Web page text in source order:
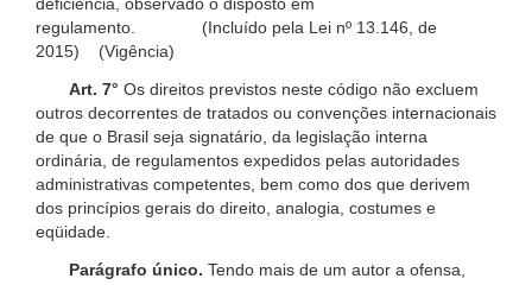
deficiência, observado o disposto em
regulamento. (Incluído pela Lei nº 13.146, de
2015) (Vigência)
Art. 7° Os direitos previstos neste código não excluem
outros decorrentes de tratados ou convenções internacionais
de que o Brasil seja signatário, da legislação interna
ordinária, de regulamentos expedidos pelas autoridades
administrativas competentes, bem como dos que derivem
dos princípios gerais do direito, analogia, costumes e
eqüidade.
Parágrafo único. Tendo mais de um autor a ofensa,